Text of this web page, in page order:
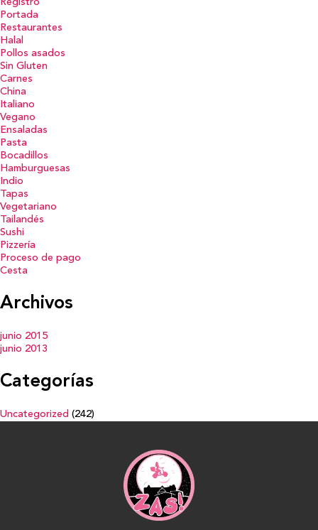
Registro
Portada
Restaurantes
Halal
Pollos asados
Sin Gluten
Carnes
China
Italiano
Vegano
Ensaladas
Pasta
Bocadillos
Hamburguesas
Indio
Tapas
Vegetariano
Tailandés
Sushi
Pizzería
Proceso de pago
Cesta
Archivos
junio 2015
junio 2013
Categorías
Uncategorized (242)